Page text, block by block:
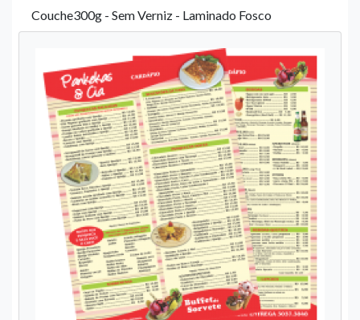
Couche300g - Sem Verniz - Laminado Fosco